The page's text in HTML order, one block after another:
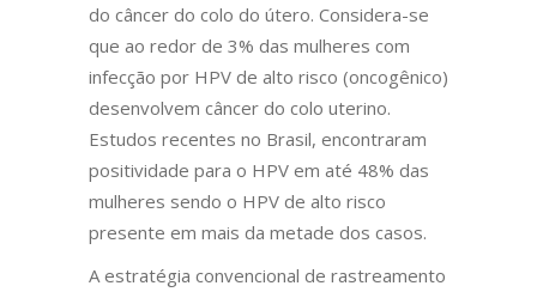
do câncer do colo do útero. Considera-se
que ao redor de 3% das mulheres com
infecção por HPV de alto risco (oncogênico)
desenvolvem câncer do colo uterino.
Estudos recentes no Brasil, encontraram
positividade para o HPV em até 48% das
mulheres sendo o HPV de alto risco
presente em mais da metade dos casos.
A estratégia convencional de rastreamento